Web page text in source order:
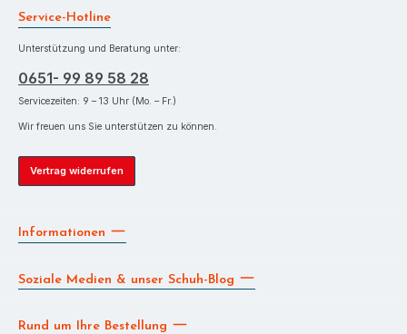
Service-Hotline
Unterstützung und Beratung unter:
0651- 99 89 58 28
Servicezeiten: 9 – 13 Uhr (Mo. – Fr.)
Wir freuen uns Sie unterstützen zu können.
Vertrag widerrufen
Informationen
Soziale Medien & unser Schuh-Blog
Rund um Ihre Bestellung